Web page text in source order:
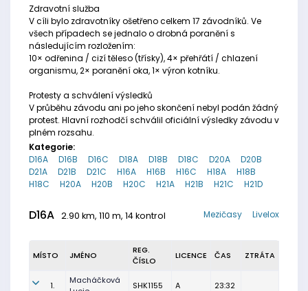
Zdravotní služba
V cíli bylo zdravotníky ošetřeno celkem 17 závodníků. Ve
všech případech se jednalo o drobná poranění s
následujícím rozložením:
10× odřenina / cizí těleso (třísky), 4× přehřátí / chlazení
organismu, 2× poranění oka, 1× výron kotníku.
Protesty a schválení výsledků
V průběhu závodu ani po jeho skončení nebyl podán žádný
protest. Hlavní rozhodčí schválil oficiální výsledky závodu v
plném rozsahu.
Kategorie:
D16A
D16B D16C D18A D18B D18C D20A
D20B
D21A
D21B D21C H16A H16B H16C H18A
H18B
H18C
H20A H20B H20C H21A H21B H21C H21D
D16A 2.90 km, 110 m, 14 kontrol Livelox
Mezičasy
MÍSTO JMÉNO
REG.
ČÍSLO
LICENCE ČAS ZTRÁTA
1.
Macháčková
SHK1155 A 23:32